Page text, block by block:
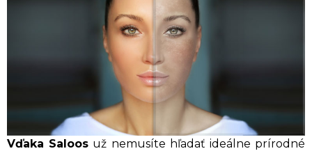
Vďaka Saloos už nemusíte hľadať ideálne prírodné